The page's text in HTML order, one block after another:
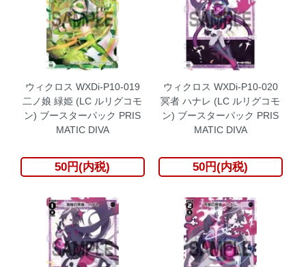
ウィクロス WXDi-P10-019
二ノ娘 緑姫 (LC ルリグコモ
ン) ブースターパック PRIS
MATIC DIVA
50円(内税)
ウィクロス WXDi-P10-020
冥者 ハナレ (LC ルリグコモ
ン) ブースターパック PRIS
MATIC DIVA
50円(内税)